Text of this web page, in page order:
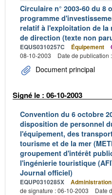
Circulaire n° 2003-60 du 8
programme
relatif à l'exploitation de
de direction (texte non
EQUS0310257C Équipement
08-10-2003
Date de publication
Document principal
Signé le : 06-10-2003
Convention du 6 octobre
disposition de personnel
l'équipement, des
tourisme et de la mer
groupement d'intérêt
l'ingénierie touristique
Journal officiel)
EQUP0310285X
de signature : 06-10-2003
Date